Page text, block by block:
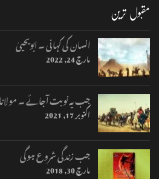
مقبول ترین
انسان کی کہانی ۔ ابویحییٰ
مارچ 24, 2022
جب یہ نوبت آجائے ۔
اکتوبر 17, 2021
جب زندگی شروع ہوگی
مارچ 30, 2018